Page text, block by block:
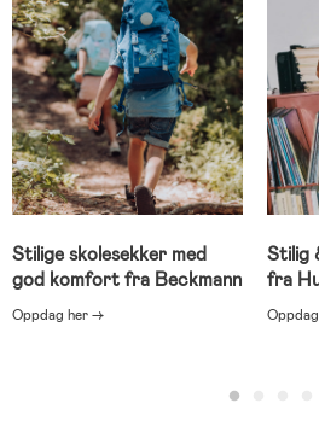
Stilige skolesekker med
god komfort fra Beckmann
Oppdag her →
Stilig
fra